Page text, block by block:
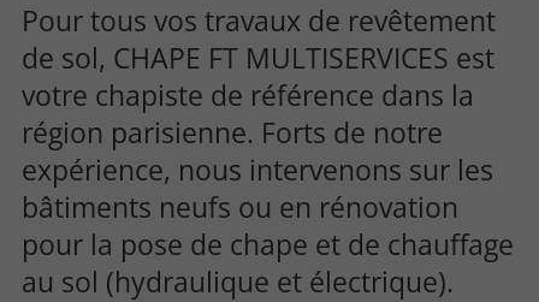
Pour tous vos travaux de revêtement
de sol, CHAPE FT MULTISERVICES est
votre chapiste de référence dans la
région parisienne. Forts de notre
expérience, nous intervenons sur les
bâtiments neufs ou en rénovation
pour la pose de chape et de chauffage
au sol (hydraulique et électrique).